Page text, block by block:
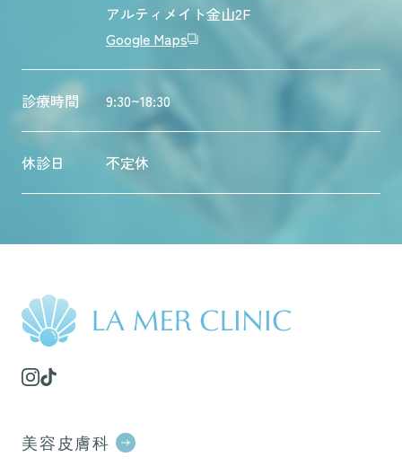
アルティメイト金山2F
Google Maps
診療時間 9:30~18:30
休診日 不定休
美容皮膚科